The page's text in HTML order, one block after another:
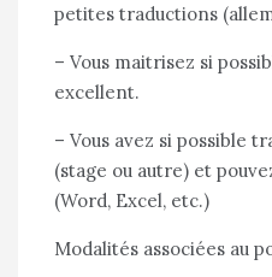
petites traductions
– Vous maitrisez si
excellent.
– Vous avez si possible
(stage ou autre) et
(Word, Excel, etc.)
Modalités associées au